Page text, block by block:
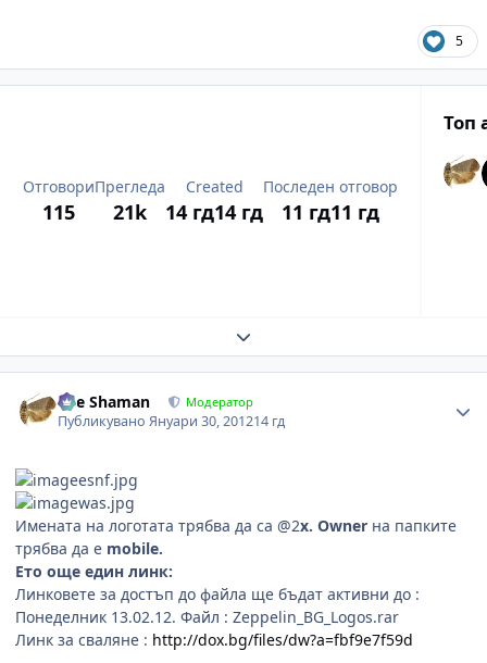
5
Отговори
115
Прегледа
21k
Created
14 гд14 гд
Последен отговор
11 гд11 гд
Топ
Expand topic overview
The Shaman Модератор
ПубликуваноЯнуари 30, 201214 гд
Имената на логотата трябва да са @2x. Owner на папките
трябва да e mobile.
Ето още един линк:
Линковете за достъп до файла ще бъдат активни до :
Понеделник 13.02.12. Файл : Zeppelin_BG_Logos.rar
Линк за сваляне : http://dox.bg/files/dw?a=fbf9e7f59d